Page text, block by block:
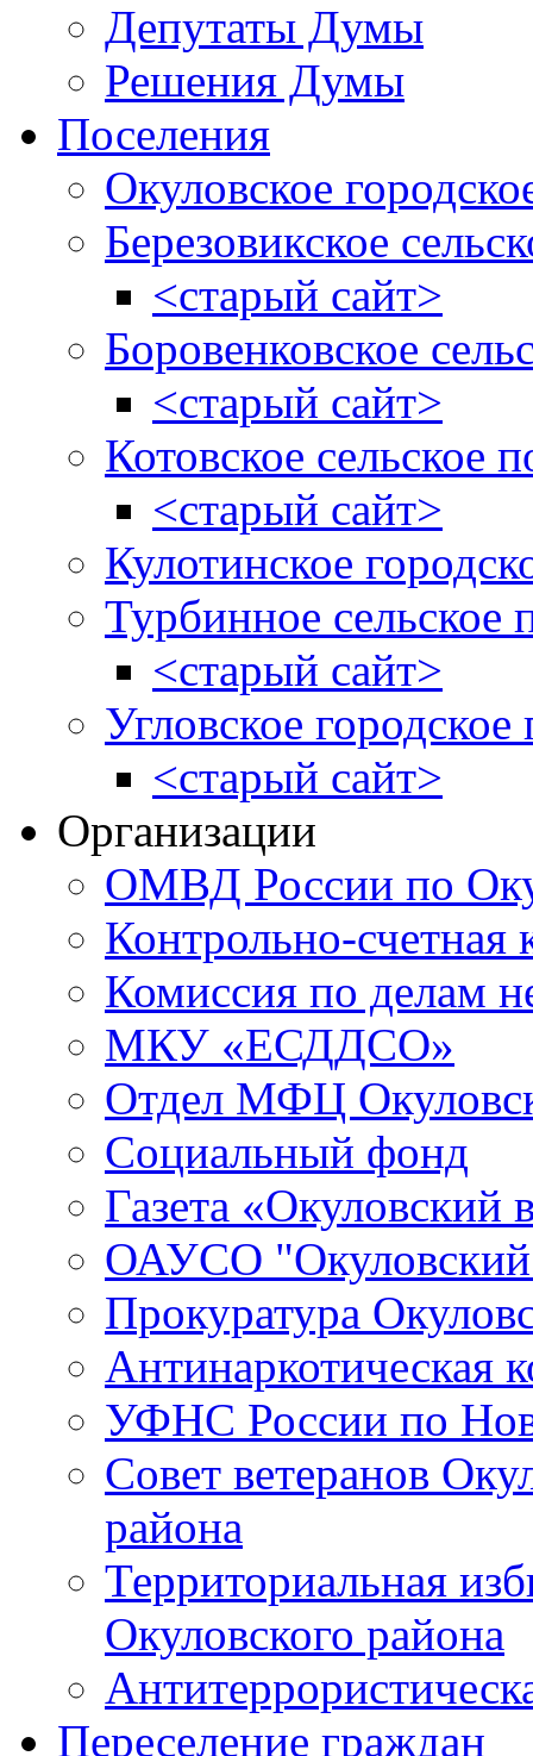
Депутаты Думы
Решения Думы
Поселения
Окуловское
Березовикское
<старый сайт>
Боровенковское
<старый сайт>
Котовское сельское
<старый сайт>
Кулотинское
Турбинное сельское
<старый сайт>
Угловское городское
<старый сайт>
Организации
ОМВД России по
Контрольно-счетная
Комиссия по делам
МКУ «ЕСДДСО»
Отдел МФЦ
Социальный фонд
Газета «Окуловский
ОАУСО
Прокуратура
Антинаркотическая
УФНС России по
Совет ветеранов
района
Территориальная
Окуловского района
Переселение граждан